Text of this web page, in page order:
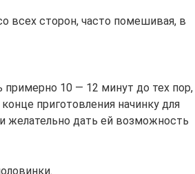
всех сторон, часто помешивая, в
10 — 12 минут до тех пор,
приготовления начинку для
желательно дать ей возможность